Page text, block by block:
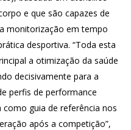
e que são capazes de
monitorização em tempo
desportiva. “Toda esta
a otimização da saúde
decisivamente para a
perfis de performance
guia de referência nos
após a competição”,